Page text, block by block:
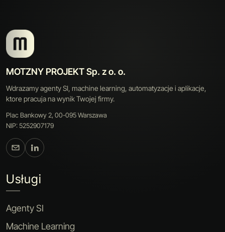
MOTZNY PROJEKT Sp. z o. o.
Wdrazamy agenty SI, machine learning, automatyzacje i aplikacje,
ktore pracuja na wynik Twojej firmy.
Plac Bankowy 2, 00-095 Warszawa
NIP: 5252907179
Usługi
Agenty SI
Machine Learning